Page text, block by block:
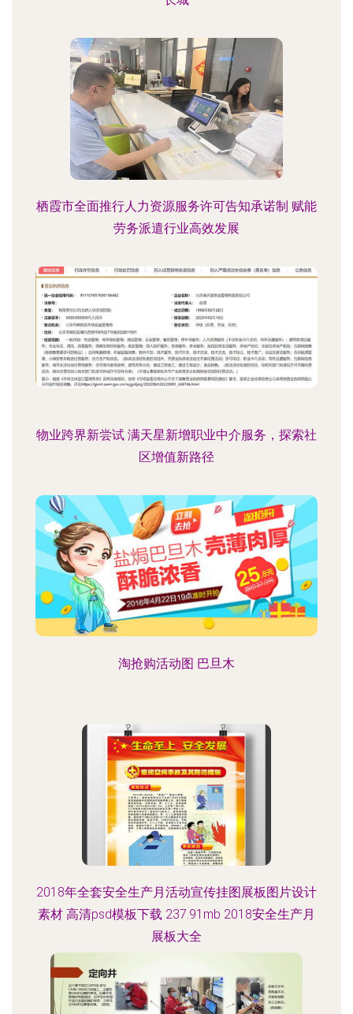
栖霞市全面推行人力资源服务许可告知承诺制 赋能
劳务派遣行业高效发展
物业跨界新尝试 满天星新增职业中介服务，探索社
区增值新路径
淘抢购活动图 巴旦木
2018年全套安全生产月活动宣传挂图展板图片设计
素材 高清psd模板下载 237.91mb 2018安全生产月
展板大全